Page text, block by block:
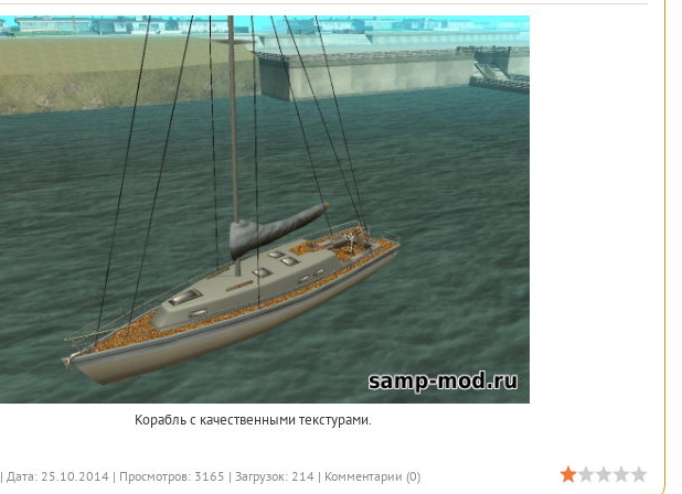
Корабль с качественными текстурами.
| Дата: 25.10.2014 | Просмотров: 3165 | Загрузок: 214 | Комментарии (0)